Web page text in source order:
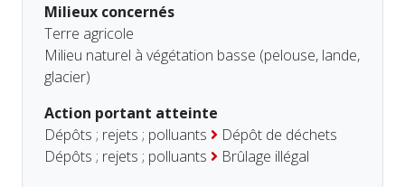
Milieux concernés
Terre agricole
Milieu naturel à végétation basse (pelouse, lande,
glacier)
Action portant atteinte
Dépôts ; rejets ; polluants
Dépôt de déchets
Dépôts ; rejets ; polluants
Brûlage illégal